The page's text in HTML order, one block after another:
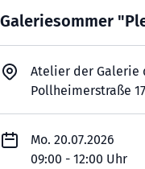
Galeriesommer
Atelier der Galerie
Pollheimerstraße
Mo. 20.07.2026
09:00 - 12:00 Uhr